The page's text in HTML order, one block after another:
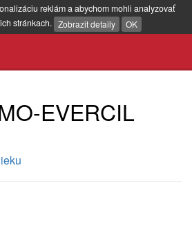
reklám a abychom mohli analyzovať
stránkach. Zobrazit detaily OK
EVERCIL